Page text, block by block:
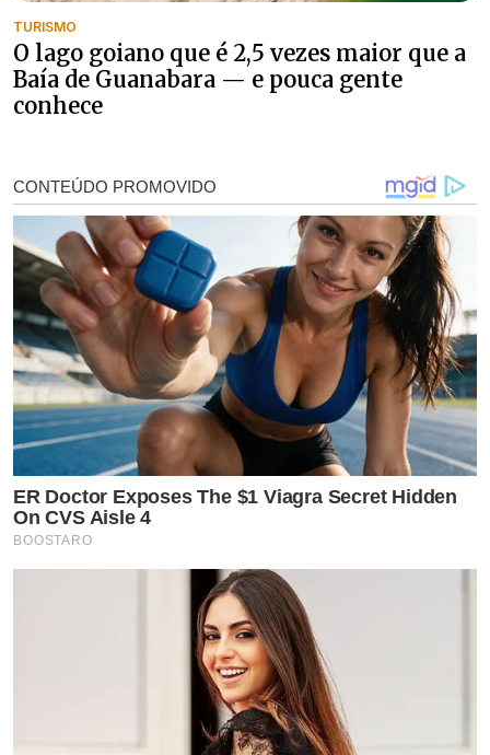
TURISMO
O lago goiano que é 2,5 vezes maior que a
Baía de Guanabara — e pouca gente
conhece